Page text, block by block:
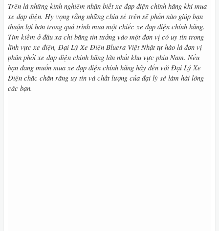
Trên là những kinh nghiêm nhận biết xe đạp điện chính hãng khi mua
xe đạp điện. Hy vọng rằng những chia sẻ trên sẽ phần nào giúp bạn
thuận lợi hơn trong quá trình mua một chiếc xe đạp điện chính hãng.
Tìm kiếm ở đâu xa chi bằng tin tưởng vào một đơn vị có uy tín trong
lĩnh vực xe điện, Đại Lý Xe Điện Bluera Việt Nhật tự hào là đơn vị
phân phối xe đạp điện chính hãng lớn nhất khu vực phía Nam. Nếu
bạn đang muốn mua xe đạp điện chính hãng hãy đến với Đại Lý Xe
Điện chắc chắn rằng uy tín và chất lượng của đại lý sẽ làm hài lòng
các bạn.